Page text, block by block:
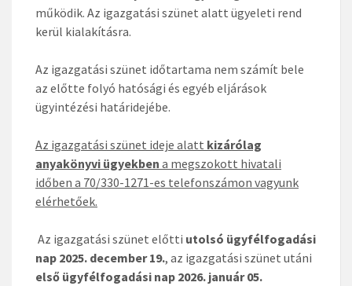
működik. Az igazgatási szünet alatt ügyeleti rend
kerül kialakításra.
Az igazgatási szünet időtartama nem számít bele
az előtte folyó hatósági és egyéb eljárások
ügyintézési határidejébe.
Az igazgatási szünet ideje alatt kizárólag
anyakönyvi ügyekben a megszokott hivatali
időben a 70/330-1271-es telefonszámon vagyunk
elérhetőek.
Az igazgatási szünet előtti utolsó ügyfélfogadási
nap 2025. december 19., az igazgatási szünet utáni
első ügyfélfogadási nap 2026. január 05.